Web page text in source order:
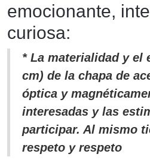
emocionante,
curiosa:
* La materialidad y el
cm) de la chapa de
óptica y
interesadas y las
participar. Al mismo
respeto y respeto